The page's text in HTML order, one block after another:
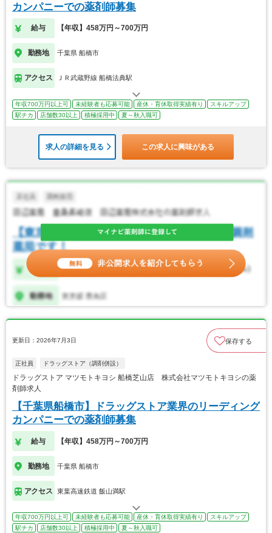
カンパニーでの薬剤師募集
給与 【年収】458万円～700万円
勤務地 千葉県 船橋市
アクセス ＪＲ武蔵野線 船橋法典駅
年収700万円以上可 未経験者も応募可能 産休・育休取得実績有り
スキルアップ
駅チカ
店舗数30以上 積極採用中 夏～秋入職可
求人の詳細を見る この求人に興味がある
更新日：2026年7月3日 保存する
正社員 ドラッグストア（調剤併設）
ドラッグストア マツモトキヨシ 船橋芝山店 株式会社マツモトキヨシの薬
剤師求人
【千葉県船橋市】ドラッグストア業界のリーディング
カンパニーでの薬剤師募集
給与 【年収】458万円～700万円
勤務地 千葉県 船橋市
アクセス 東葉高速鉄道 飯山満駅
年収700万円以上可 未経験者も応募可能 産休・育休取得実績有り
スキルアップ
駅チカ
店舗数30以上 積極採用中 夏～秋入職可